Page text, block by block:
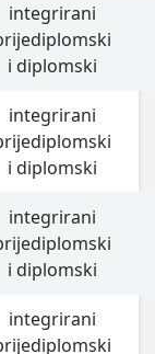
integrirani
i diplomski
integrirani
i diplomski
integrirani
i diplomski
integrirani